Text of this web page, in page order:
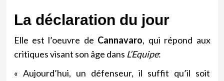
La déclaration du jour
Elle est l’oeuvre de Cannavaro, qui répond aux
critiques visant son âge dans L’Equipe:
« Aujourd’hui, un défenseur, il suffit qu’il soit